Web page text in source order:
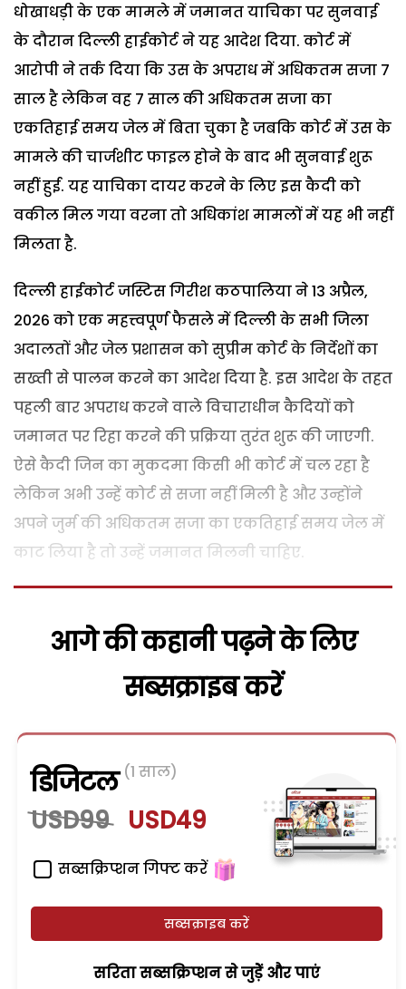
धोखाधड़ी के एक मामले में जमानत याचिका पर सुनवाई
के दौरान दिल्ली हाईकोर्ट ने यह आदेश दिया. कोर्ट में
आरोपी ने तर्क दिया कि उस के अपराध में अधिकतम सजा 7
साल है लेकिन वह 7 साल की अधिकतम सजा का
एकतिहाई समय जेल में बिता चुका है जबकि कोर्ट में उस के
मामले की चार्जशीट फाइल होने के बाद भी सुनवाई शुरू
नहीं हुई. यह याचिका दायर करने के लिए इस कैदी को
वकील मिल गया वरना तो अधिकांश मामलों में यह भी नहीं
मिलता है.
दिल्ली हाईकोर्ट जस्टिस गिरीश कठपालिया ने 13 अप्रैल,
2026 को एक महत्त्वपूर्ण फैसले में दिल्ली के सभी जिला
अदालतों और जेल प्रशासन को सुप्रीम कोर्ट के निर्देशों का
सख्ती से पालन करने का आदेश दिया है. इस आदेश के तहत
पहली बार अपराध करने वाले विचाराधीन कैदियों को
जमानत पर रिहा करने की प्रक्रिया तुरंत शुरू की जाएगी.
ऐसे कैदी जिन का मुकदमा किसी भी कोर्ट में चल रहा है
लेकिन अभी उन्हें कोर्ट से सजा नहीं मिली है और उन्होंने
अपने जुर्म की अधिकतम सजा का एकतिहाई समय जेल में
काट लिया है तो उन्हें जमानत मिलनी चाहिए.
आगे की कहानी पढ़ने के लिए
सब्सक्राइब करें
डिजिटल (1 साल)
USD99 USD49
सब्सक्रिप्शन गिफ्ट करें
सब्सक्राइब करें
सरिता सब्सक्रिप्शन से जुड़ेें और पाएं